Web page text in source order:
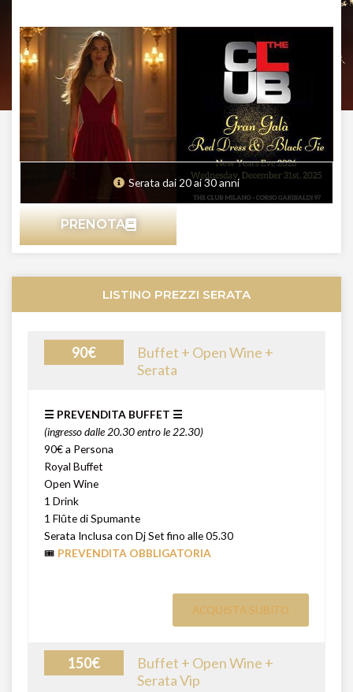
Serata dai 20 ai 30 anni
PRENOTA
LISTINO PREZZI SERATA
90€
Buffet + Open Wine +
Serata
☰ PREVENDITA BUFFET ☰
(ingresso dalle 20.30 entro le 22.30)
90€ a Persona
Royal Buffet
Open Wine
1 Drink
1 Flûte di Spumante
Serata Inclusa con Dj Set fino alle 05.30
🎟️ PREVENDITA OBBLIGATORIA
ACQUISTA SUBITO
150€
Buffet + Open Wine +
Serata Vip